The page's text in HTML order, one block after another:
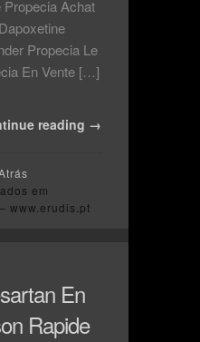
Propecia Achat
Propecia Le
En Vente […]
reading →
em
www.erudis.pt
En
Rapide